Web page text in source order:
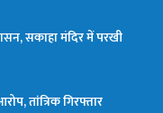
सकाहा मंदिर में परखी
तांत्रिक गिरफ्तार